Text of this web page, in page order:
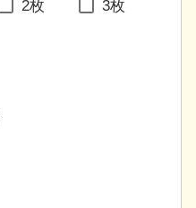
2枚 3枚